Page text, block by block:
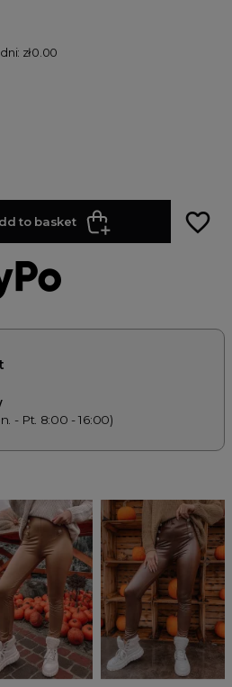
zł0.00
to basket favorite_border
- Pt. 8:00 - 16:00)